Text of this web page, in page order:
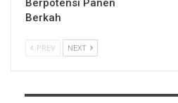
Berpotensi Panen
Berkah
PREV NEXT